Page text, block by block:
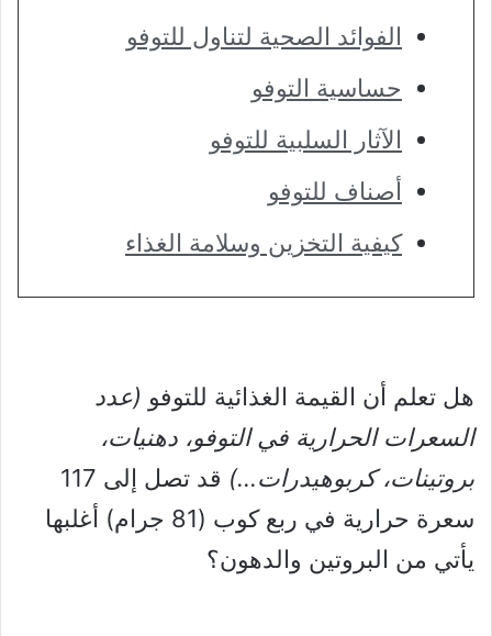
الفوائد الصحية لتناول للتوفو
حساسية التوفو
الآثار السلبية للتوفو
أصناف للتوفو
كيفية التخزين وسلامة الغذاء
هل تعلم أن القيمة الغذائية للتوفو (عدد
السعرات الحرارية في التوفو، دهنيات،
بروتينات، كربوهيدرات…)
قد تصل إلى 117
سعرة حرارية في ربع كوب (81 جرام) أغلبها
يأتي من البروتين والدهون؟